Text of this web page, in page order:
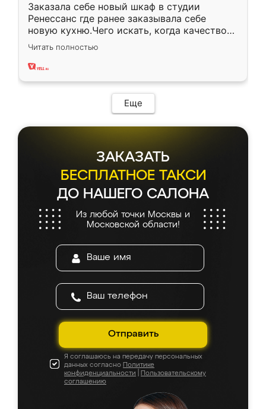
Заказала себе новый шкаф в студии
Ренессанс где ранее заказывала себе
новую кухню.Чего искать, когда качеством
вполне довольна. Служит кухня уже почти
два года, нареканий нет.
Читать полностью
Еще
ЗАКАЗАТЬ
БЕСПЛАТНОЕ ТАКСИ
ДО НАШЕГО САЛОНА
Из любой точки Москвы и
Московской области!
Отправить
Я соглашаюсь на передачу персональных
данных согласно Политике
конфиденциальности
Пользовательскому
соглашению